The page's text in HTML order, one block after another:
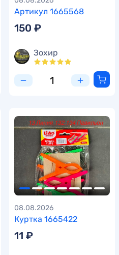
Артикул 1665568
150 ₽
Зохир
Куртка 1665422
08.08.2026
11 ₽